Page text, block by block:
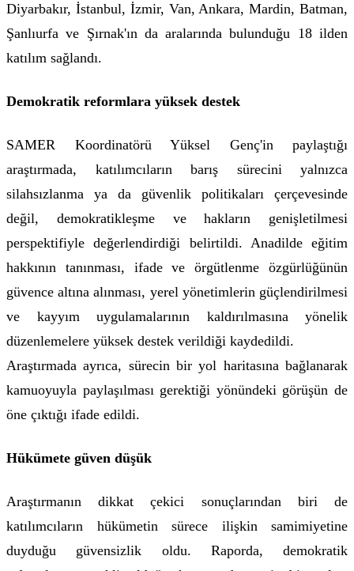
Diyarbakır, İstanbul, İzmir, Van, Ankara, Mardin, Batman,
Şanlıurfa ve Şırnak'ın da aralarında bulunduğu 18 ilden
katılım sağlandı.
Demokratik reformlara yüksek destek
SAMER Koordinatörü Yüksel Genç'in paylaştığı
araştırmada, katılımcıların barış sürecini yalnızca
silahsızlanma ya da güvenlik politikaları çerçevesinde
değil, demokratikleşme ve hakların genişletilmesi
perspektifiyle değerlendirdiği belirtildi. Anadilde eğitim
hakkının tanınması, ifade ve örgütlenme özgürlüğünün
güvence altına alınması, yerel yönetimlerin güçlendirilmesi
ve kayyım uygulamalarının kaldırılmasına yönelik
düzenlemelere yüksek destek verildiği kaydedildi.
Araştırmada ayrıca, sürecin bir yol haritasına bağlanarak
kamuoyuyla paylaşılması gerektiği yönündeki görüşün de
öne çıktığı ifade edildi.
Hükümete güven düşük
Araştırmanın dikkat çekici sonuçlarından biri de
katılımcıların hükümetin sürece ilişkin samimiyetine
duyduğu güvensizlik oldu. Raporda, demokratik